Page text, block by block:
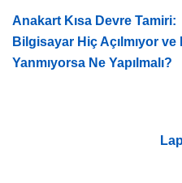
Anakart Kısa Devre Tamiri:
Bilgisayar Hiç Açılmıyor ve
Yanmıyorsa Ne Yapılmalı?